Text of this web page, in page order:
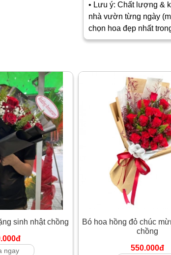
• Lưu ý: Chất lượng &
nhà vườn từng ngày
chọn hoa đẹp nhất
sinh nhật chồng
ngay
Bó hoa hồng đỏ chúc
chồng
550.000đ